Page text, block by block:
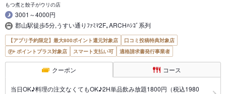
もつ煮と餃子がウリの店
3001～4000円
郡山駅徒歩5分,うすい通りﾌｧﾐﾏ2F｡ARCHﾊｼｺﾞ系列
【アプリ予約限定】最大800ポイント還元対象店
口コミ投稿特典対象店
ポイントプラス対象店
スマート支払い可 適格請求書発行事業者
クーポン コース
当日OK♪料理の注文なくてもOK♪2H単品飲み放題1800円（税込1980